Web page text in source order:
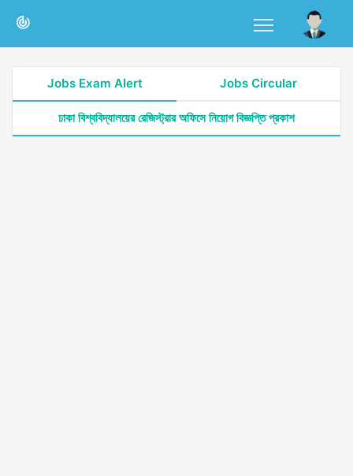
Jobs Exam Alert Jobs Circular
ঢাকা বিশ্ববিদ্যালয়ের রেজিস্ট্রার অফিসে নিয়োগ বিজ্ঞপ্তি প্রকাশ